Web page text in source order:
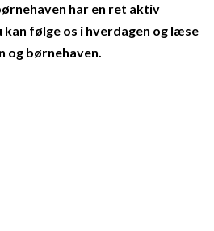
har en ret aktiv
kan følge os i hverdagen og læse
og børnehaven.